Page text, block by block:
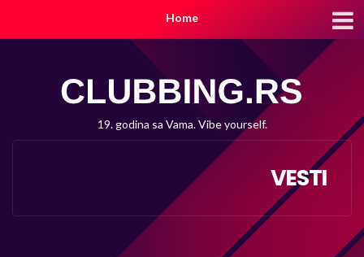
Home
19. godina sa Vama. Vibe yourself.
VESTI